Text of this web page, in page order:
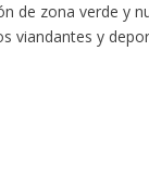
de zona verde y
viandantes y